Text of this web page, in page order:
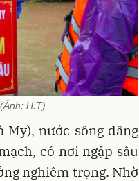
H.T)
nước sông dâng
có nơi ngập sâu
nghiêm trọng. Nhờ